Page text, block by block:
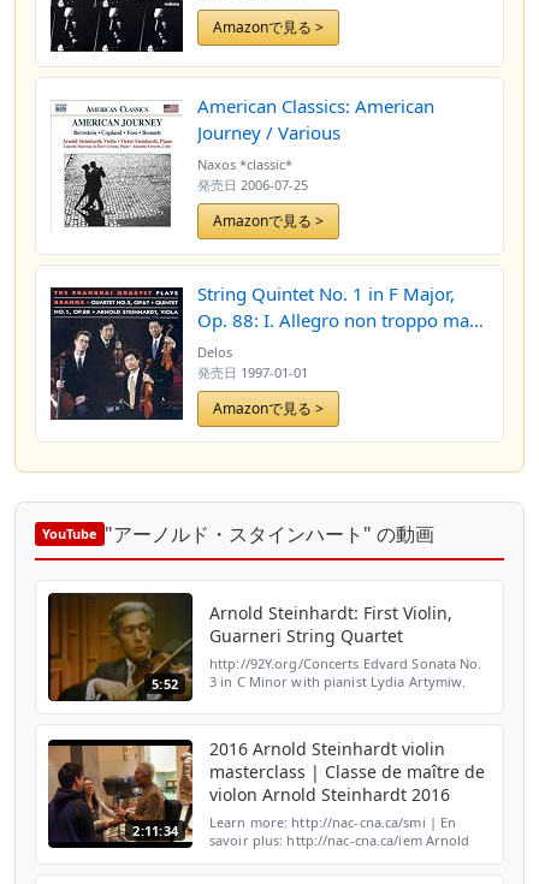
Amazonで見る >
American Classics: American
Journey / Various
Naxos *classic*
発売日 2006-07-25
Amazonで見る >
String Quintet No. 1 in F Major,
Op. 88: I. Allegro non troppo ma
con brio
Delos
発売日 1997-01-01
Amazonで見る >
YouTube "アーノルド・スタインハート" の動画
5:52
Arnold Steinhardt: First Violin,
Guarneri String Quartet
http://92Y.org/Concerts Edvard Sonata No.
3 in C Minor with pianist Lydia Artymiw.
2:11:34
2016 Arnold Steinhardt violin
masterclass | Classe de maître de
violon Arnold Steinhardt 2016
Learn more: http://nac-cna.ca/smi | En
savoir plus: http://nac-cna.ca/iem Arnold